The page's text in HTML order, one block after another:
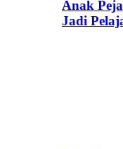
Anak
Jadi